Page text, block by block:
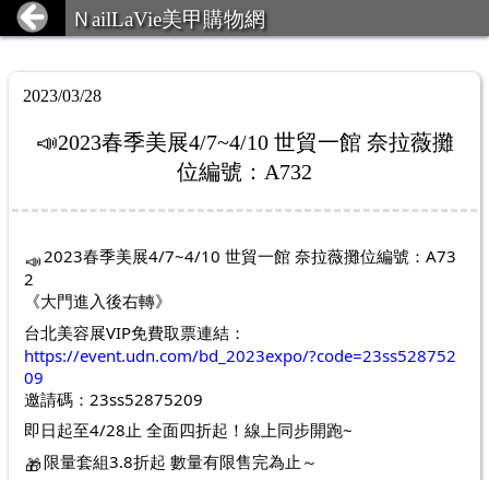
ＮailLaVie美甲購物網
2023/03/28
📣2023春季美展4/7~4/10 世貿一館 奈拉薇攤
位編號：A732
2023春季美展4/7~4/10 世貿一館 奈拉薇攤位編號：A73
2
《大門進入後右轉》
台北美容展VIP免費取票連結：
https://event.udn.com/bd_2023expo/?code=23ss528752
09
邀請碼：23ss52875209
即日起至4/28止 全面四折起！線上同步開跑~
限量套組3.8折起 數量有限售完為止～